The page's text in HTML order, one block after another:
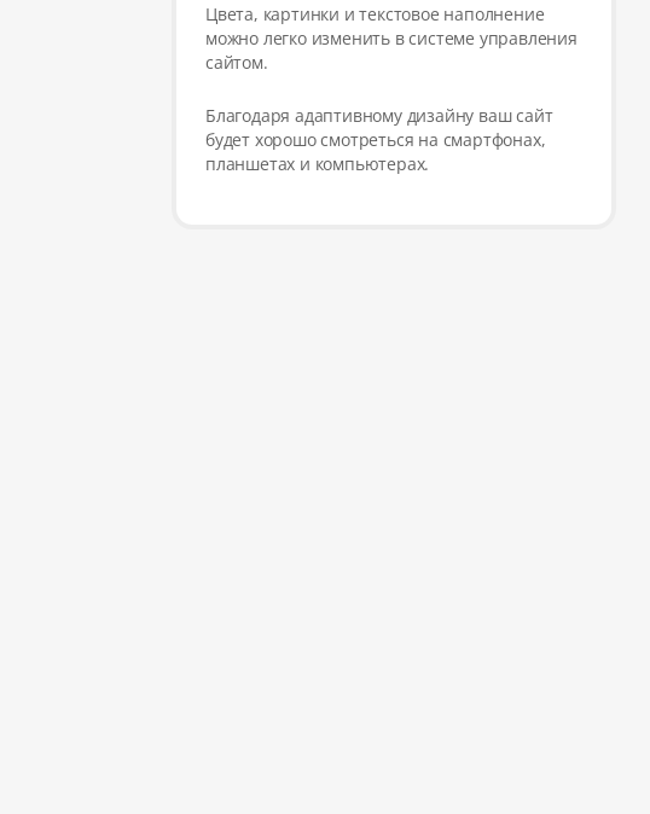
Цвета, картинки и текстовое наполнение
можно легко изменить в системе управления
сайтом.
Благодаря адаптивному дизайну ваш сайт
будет хорошо смотреться на смартфонах,
планшетах и компьютерах.